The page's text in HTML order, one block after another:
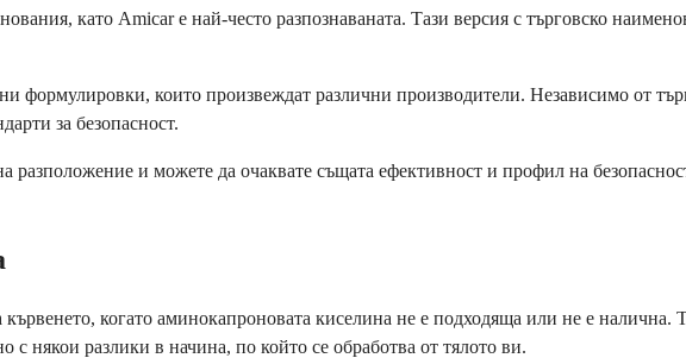
като Amicar е най-често разпознаваната. Тази версия с търговско
формулировки, които произвеждат различни производители. Независимо от
за безопасност.
и можете да очаквате същата ефективност и профил на
когато аминокапроновата киселина не е подходяща или не е налична.
някои разлики в начина, по който се обработва от тялото ви.